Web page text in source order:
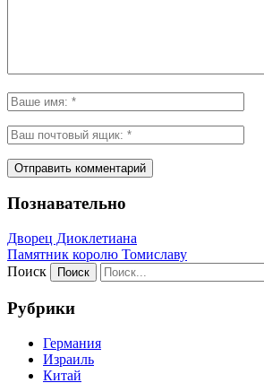
Познавательно
Дворец Диоклетиана
Памятник королю Томиславу
Поиск
Рубрики
Германия
Израиль
Китай